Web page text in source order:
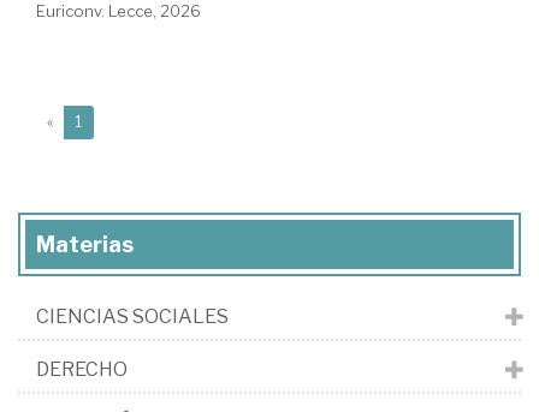
Euriconv. Lecce, 2026
« 1
Materias
CIENCIAS SOCIALES
DERECHO